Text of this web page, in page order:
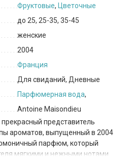
Фруктовые, Цветочные
до 25, 25-35, 35-45
женские
2004
Франция
Для свиданий, Дневные
Парфюмерная вода,
Antoine Maisondieu
прекрасный представитель
ароматов, выпущенный в 2004
парфюм, который
мягкими и нежными нотами.